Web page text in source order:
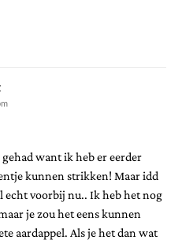
want ik heb er eerder
kunnen strikken! Maar idd
echt voorbij nu.. Ik heb het nog
je zou het eens kunnen
aardappel. Als je het dan wat